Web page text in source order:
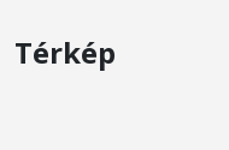
Térkép